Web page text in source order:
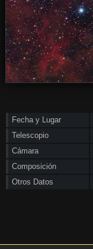
Fecha y Lugar
Telescopio
Cámara
Composición
Otros Datos